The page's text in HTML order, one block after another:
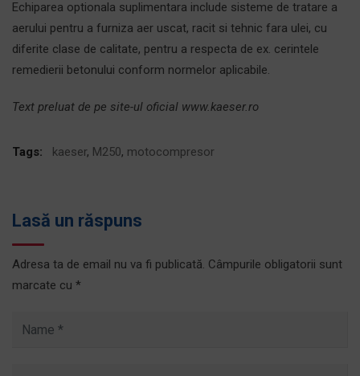
Echiparea optionala suplimentara include sisteme de tratare a
aerului pentru a furniza aer uscat, racit si tehnic fara ulei, cu
diferite clase de calitate, pentru a respecta de ex. cerintele
remedierii betonului conform normelor aplicabile.
Text preluat de pe site-ul oficial www.kaeser.ro
Tags: kaeser, M250, motocompresor
Lasă un răspuns
Adresa ta de email nu va fi publicată. Câmpurile obligatorii sunt
marcate cu *